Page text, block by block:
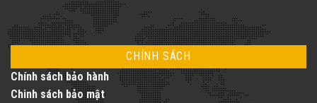
CHÍNH SÁCH
Chính sách bảo hành
Chinh sách bảo mật